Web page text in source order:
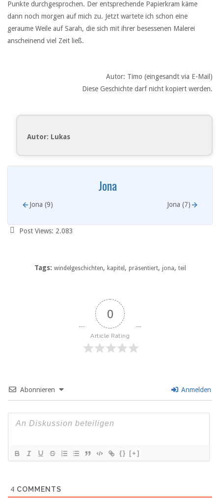
Punkte durchgesprochen. Der entsprechende Papierkram käme
dann noch morgen auf mich zu. Jetzt wartete ich schon eine
geraume Weile auf Sarah, die sich mit ihrer besessenen Malerei
anscheinend viel Zeit ließ.
Autor: Timo (eingesandt via E-Mail)
Diese Geschichte darf nicht kopiert werden.
Autor: Lukas
Jona
Jona (9) Jona (7)
Post Views: 2.083
Tags: windelgeschichten, kapitel , präsentiert, jona, teil
0
Article Rating
Abonnieren Anmelden
{} [+]
4 COMMENTS